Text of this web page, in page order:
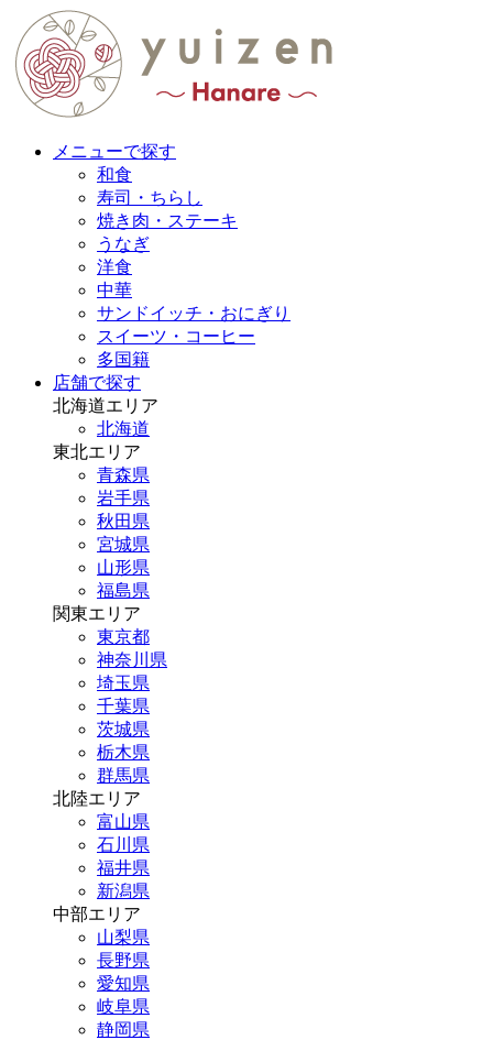
メニューで探す
和食
寿司・ちらし
焼き肉・ステーキ
うなぎ
洋食
中華
サンドイッチ・おにぎり
スイーツ・コーヒー
多国籍
店舗で探す
北海道エリア
北海道
東北エリア
青森県
岩手県
秋田県
宮城県
山形県
福島県
関東エリア
東京都
神奈川県
埼玉県
千葉県
茨城県
栃木県
群馬県
北陸エリア
富山県
石川県
福井県
新潟県
中部エリア
山梨県
長野県
愛知県
岐阜県
静岡県